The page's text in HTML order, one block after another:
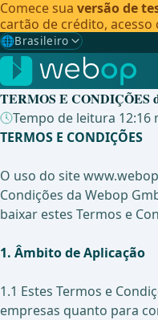
Comece sua versão de
cartão de crédito,
🌐Brasileiro
Gewählte Sprache: Brasileiro
🇩🇪 Alemão
🇬🇧Inglês
🇪🇸Espanhol
🇧🇷Brasileiro ✓
TERMOS E CONDIÇÕES
Tempo de leitura 12:16
TERMOS E CONDIÇÕES
O uso do site
Condições da Webop
baixar estes Termos e
1. Âmbito de Aplicação
1.1 Estes Termos e
empresas quanto para